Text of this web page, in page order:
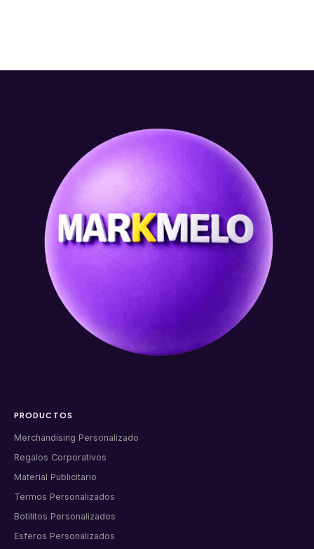
PRODUCTOS
Merchandising Personalizado
Regalos Corporativos
Material Publicitario
Termos Personalizados
Botilitos Personalizados
Esferos Personalizados